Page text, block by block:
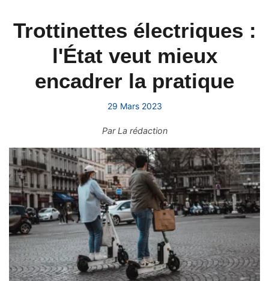
Trottinettes électriques :
l'État veut mieux
encadrer la pratique
29 Mars 2023
ParLa rédaction